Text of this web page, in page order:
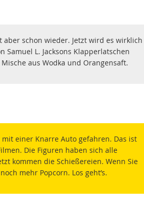
aber schon wieder. Jetzt wird es wirklich
L. Jacksons Klapperlatschen
aus Wodka und Orangensaft.
einer Knarre Auto gefahren. Das ist
Die Figuren haben sich alle
kommen die Schießereien. Wenn Sie
mehr Popcorn. Los geht’s.